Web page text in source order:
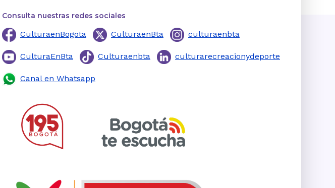
Consulta nuestras redes sociales
CulturaenBogota CulturaenBta culturaenbta
CulturaEnBta Culturaenbta culturarecreacionydeporte
Canal en Whatsapp